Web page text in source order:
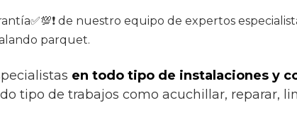
de nuestro equipo de expertos
parquet.
en todo tipo de instalaciones y
tipo de trabajos como acuchillar, reparar,